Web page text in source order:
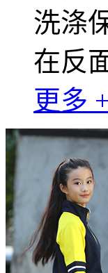
洗涤
在反
更多